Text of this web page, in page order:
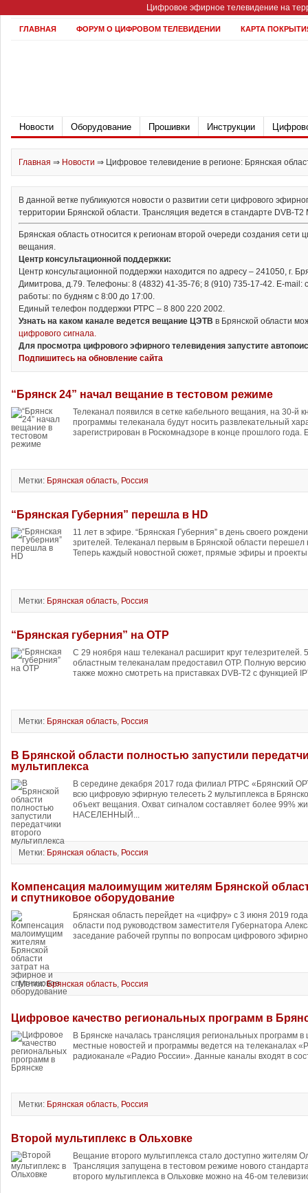
Цифровое эфирное телевидение на
ГЛАВНАЯ ФОРУМ О ЦИФРОВОМ ТЕЛЕВИДЕНИИ КАРТА
Новости Оборудование Прошивки Инструкции
Главная ⇒ Новости ⇒ Цифровое телевидение в регионе: Брянская
В данной ветке публикуются новости о развитии сети цифрового
территории Брянской области. Трансляция ведется в стандарте DVB-T2
Брянская область относится к регионам второй очереди создания сети
вещания.
Центр консультационной поддержки:
Центр консультационной поддержки находится по адресу – 241050, г.
Димитрова, д.79. Телефоны: 8 (4832) 41-35-76; 8 (910) 735-17-42. Е-mail:
работы: по будням с 8:00 до 17:00.
Единый телефон поддержки РТРС – 8 800 220 2002.
Узнать на каком канале ведется вещание ЦЭТВ в Брянской области
цифрового сигнала.
Для просмотра цифрового эфирного телевидения запустите
Подпишитесь на обновление сайта
“Брянск 24” начал вещание в тестовом режиме
Телеканал появился в сетке кабельного вещания, на 30-й
программы телеканала будут носить развлекательный
зарегистрирован в Роскомнадзоре в конце прошлого года.
Метки: Брянская область, Россия
“Брянская Губерния” перешла в HD
11 лет в эфире. “Брянская Губерния” в день своего
зрителей. Телеканал первым в Брянской области
Теперь каждый новостной сюжет, прямые эфиры и
Метки: Брянская область, Россия
“Брянская губерния” на ОТР
С 29 ноября наш телеканал расширит круг телезрителей.
областным телеканалам предоставил ОТР. Полную версию
также можно смотреть на приставках DVB-T2 с функцией
Метки: Брянская область, Россия
В Брянской области полностью запустили
мультиплекса
В середине декабря 2017 года филиал РТРС «Брянский
всю цифровую эфирную телесеть 2 мультиплекса в
объект вещания. Охват сигналом составляет более 99%
НАСЕЛЕННЫЙ...
Метки: Брянская область, Россия
Компенсация малоимущим жителям Брянской
и спутниковое оборудование
Брянская область перейдет на «цифру» с 3 июня 2019
области под руководством заместителя Губернатора
заседание рабочей группы по вопросам цифрового
Метки:Брянская область, Россия
Цифровое качество региональных программ в
В Брянске началась трансляция региональных программ
местные новостей и программы ведется на телеканалах
радиоканале «Радио России». Данные каналы входят в
Метки: Брянская область, Россия
Второй мультиплекс в Ольховке
Вещание второго мультиплекса стало доступно жителям
Трансляция запущена в тестовом режиме нового
второго мультиплекса в Ольховке можно на 46-ом